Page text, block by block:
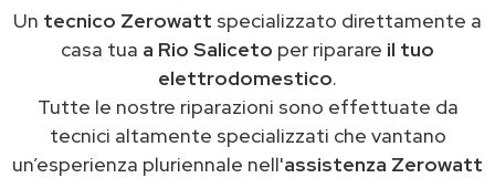
Un tecnico Zerowatt specializzato direttamente a
casa tua a Rio Saliceto per riparare il tuo
elettrodomestico.
Tutte le nostre riparazioni sono effettuate da
tecnici altamente specializzati che vantano
un’esperienza pluriennale nell'assistenza Zerowatt